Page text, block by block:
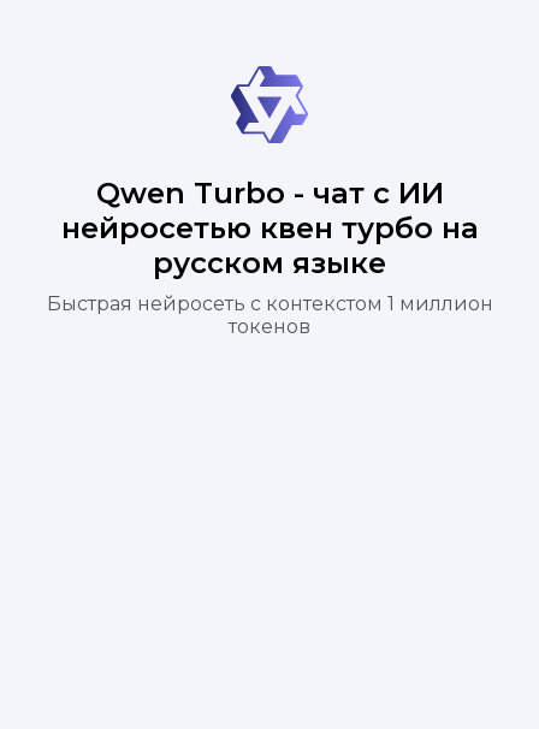
Qwen Turbo - чат с ИИ
нейросетью квен турбо на
русском языке
Быстрая нейросеть с контекстом 1 миллион
токенов